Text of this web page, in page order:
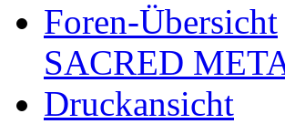
Foren-Übersicht
SACRED
Druckansicht